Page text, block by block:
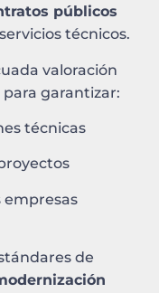
públicos
técnicos.
valoración
garantizar:
técnicas
empresas
de